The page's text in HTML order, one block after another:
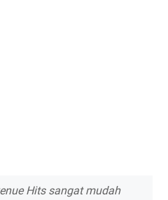
Hits sangat mudah